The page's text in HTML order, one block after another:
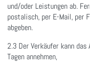
und/oder Leistungen ab.
postalisch, per E-Mail, per
abgeben.
2.3 Der Verkäufer kann das
Tagen annehmen,